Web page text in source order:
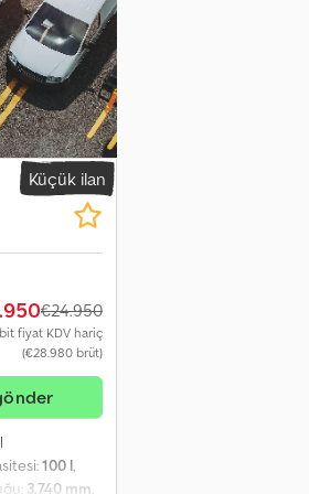
cc Ağırlıklar
model,
Ürün
Küçük ilan
€24.950
fiyat KDV hariç
(€28.980 brüt)
100 l
3.740 mm